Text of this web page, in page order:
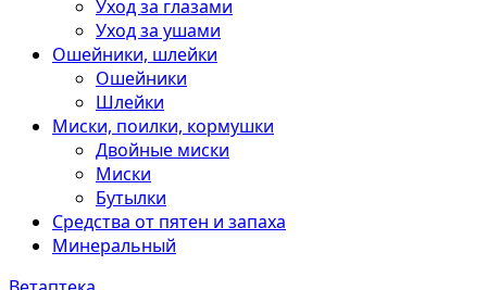
Уход за глазами
Уход за ушами
Ошейники, шлейки
Ошейники
Шлейки
Миски, поилки, кормушки
Двойные миски
Миски
Бутылки
Средства от пятен и запаха
Минеральный